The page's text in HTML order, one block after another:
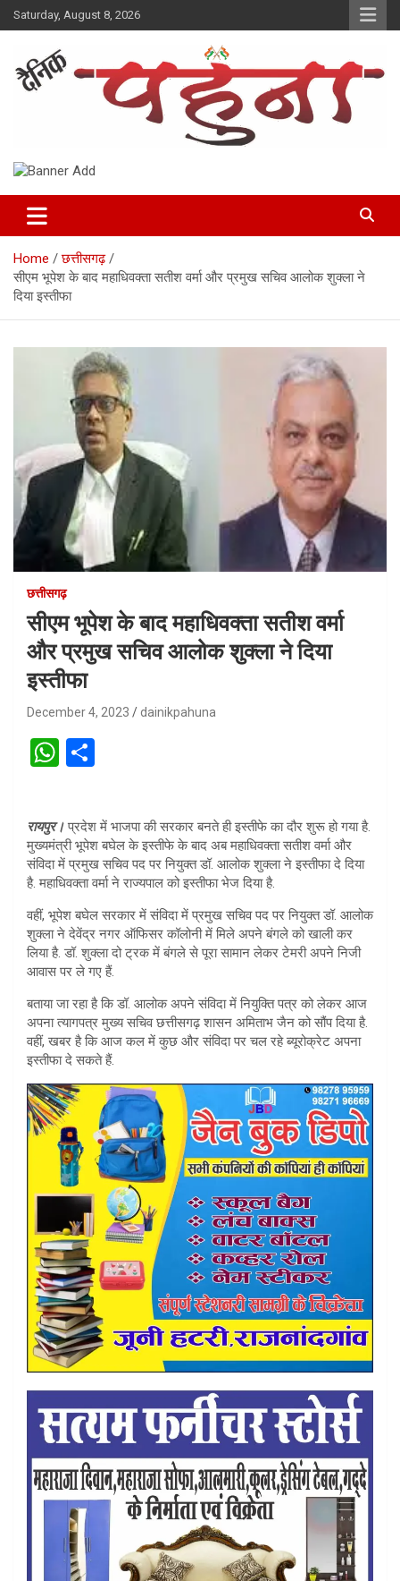
Skip
to
Saturday, August 8, 2026
Dainik Pahuna
Home
छत्तीसगढ़
सीएम भूपेश के बाद महाधिवक्ता सतीश वर्मा और प्रमुख सचिव आलोक शुक्ला ने
दिया इस्तीफा
छत्तीसगढ़
सीएम भूपेश के बाद महाधिवक्ता सतीश वर्मा
और प्रमुख सचिव आलोक शुक्ला ने दिया
इस्तीफा
December 4, 2023 dainikpahuna
W
at
s
A
p
p
ar
e
रायपुर। प्रदेश में भाजपा की सरकार बनते ही इस्तीफे का दौर शुरू हो गया है.
मुख्यमंत्री भूपेश बघेल के इस्तीफे के बाद अब महाधिवक्ता सतीश वर्मा और
संविदा में प्रमुख सचिव पद पर नियुक्त डॉ. आलोक शुक्ला ने इस्तीफा दे दिया
है. महाधिवक्ता वर्मा ने राज्यपाल को इस्तीफा भेज दिया है.
वहीं, भूपेश बघेल सरकार में संविदा में प्रमुख सचिव पद पर नियुक्त डॉ. आलोक
शुक्ला ने देवेंद्र नगर ऑफिसर कॉलोनी में मिले अपने बंगले को खाली कर
लिया है. डॉ. शुक्ला दो ट्रक में बंगले से पूरा सामान लेकर टेमरी अपने निजी
आवास पर ले गए हैं.
बताया जा रहा है कि डॉ. आलोक अपने संविदा में नियुक्ति पत्र को लेकर आज
अपना त्यागपत्र मुख्य सचिव छत्तीसगढ़ शासन अमिताभ जैन को सौंप दिया है.
वहीं, खबर है कि आज कल में कुछ और संविदा पर चल रहे ब्यूरोक्रेट अपना
इस्तीफा दे सकते हैं.